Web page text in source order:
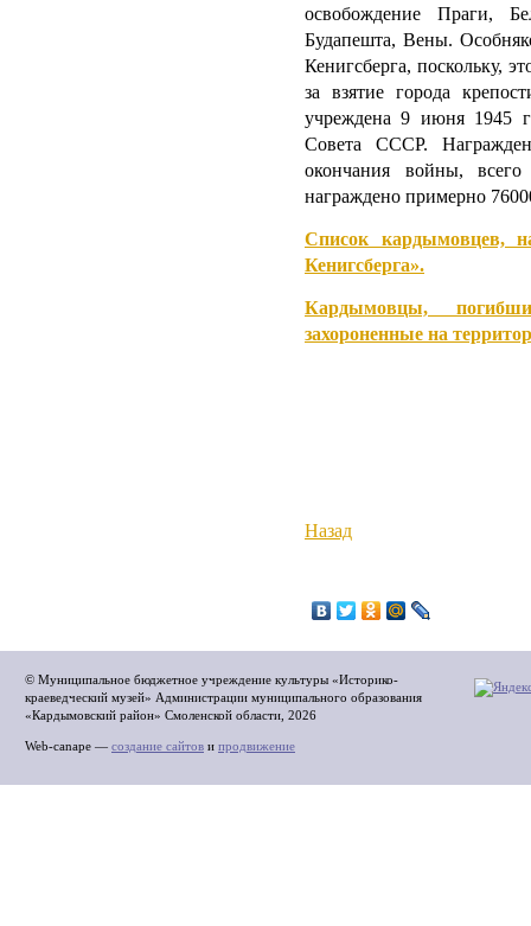
освобождение Праги,
Будапешта, Вены.
Кенигсберга, поскольку,
за взятие города
учреждена 9 июня 1945
Совета СССР.
окончания войны, всего
награждено примерно
Список кардымовцев,
Кенигсберга».
Кардымовцы,
захороненные на
Назад
© Муниципальное бюджетное учреждение культуры «Историко-
краеведческий музей» Администрации муниципального образования
«Кардымовский район» Смоленской области, 2026
Web-canape — создание сайтов и продвижение